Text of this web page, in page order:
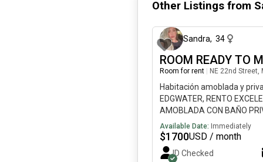
Other Listings from
Sandra, 34
ROOM READY TO
Room for rent NE 22nd Street,
Habitación amoblada y
EDGWATER, RENTO
AMOBLADA CON BAÑO
persona, el edificio esta
jacuzzi y gimnasio, cerca a
Midtown y a 13 minutos de
+ UN DEPÓSITO
Available Date: Immediately
$1700USD / month
ID Checked